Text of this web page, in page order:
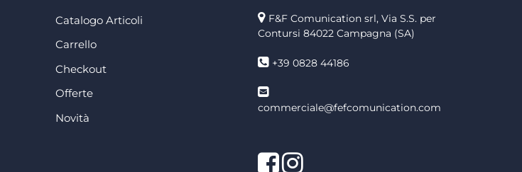
Catalogo Articoli
Carrello
Checkout
Offerte
Novità
F&F Comunication srl, Via S.S. per
Contursi 84022 Campagna (SA)
+39 0828 44186
commerciale@fefcomunication.com
Facebook
Twitter